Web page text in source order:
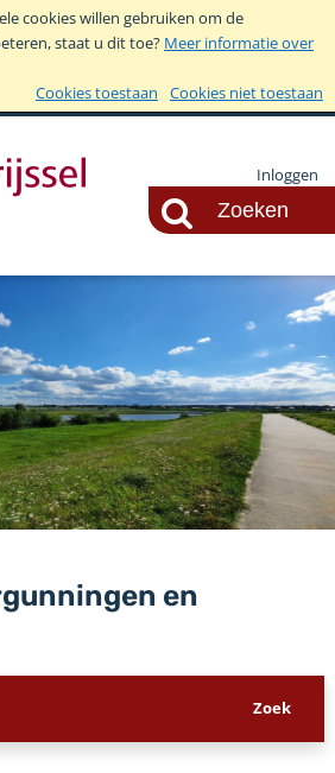
cookies willen gebruiken om de
staat u dit toe? Meer informatie over
Cookies toestaan
Cookies niet toestaan
Inloggen
en